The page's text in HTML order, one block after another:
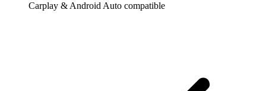
Carplay & Android Auto compatible